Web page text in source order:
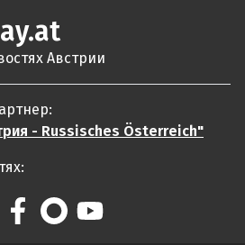
Австрии
- Russisches Österreich"